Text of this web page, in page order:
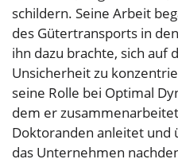
schildern. Seine Arbeit
des Gütertransports in
ihn dazu brachte, sich auf
Unsicherheit zu
seine Rolle bei Optimal
dem er
Doktoranden anleitet und
das Unternehmen